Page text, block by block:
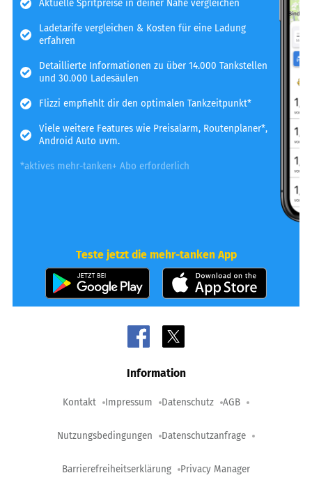
Aktuelle Spritpreise in deiner Nähe vergleichen
Ladetarife vergleichen & Kosten für eine Ladung
erfahren
Detaillierte Informationen zu über 14.000 Tankstellen
und 30.000 Ladesäulen
Flizzi empfiehlt dir den optimalen Tankzeitpunkt*
Viele weitere Features wie Preisalarm, Routenplaner*,
Android Auto uvm.
*aktives mehr-tanken+ Abo erforderlich
Teste jetzt die mehr-tanken App
Information
Kontakt Impressum Datenschutz AGB
Nutzungsbedingungen Datenschutzanfrage
Barrierefreiheitserklärung Privacy Manager